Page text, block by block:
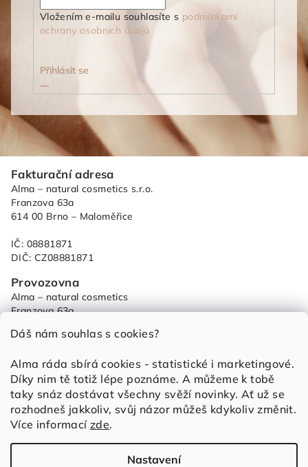
Dáš nám souhlas s cookies?
Alma ráda sbírá cookies - statistické i marketingové.
Díky nim tě totiž lépe poznáme. A můžeme k tobě
taky snáz dostávat všechny svěží novinky. Ať už se
rozhodneš jakkoliv, svůj názor můžeš kdykoliv změnit.
Více informacízde.
Nastavení
Vložením e-mailu souhlasíte s podmínkami
ochrany osobních údajů
Přihlásit se
Fakturační adresa
Alma – natural cosmetics s.r.o.
Franzova 63a
614 00 Brno – Maloměřice
IČ: 08881871
DIČ: CZ08881871
Provozovna
Alma – natural cosmetics
Franzova 63a
+420 733 684 459
objednavky@alma.cz
Obchod
Obchodní podmínky
Ochrana osobních údajů
Zásady cookies (EU)